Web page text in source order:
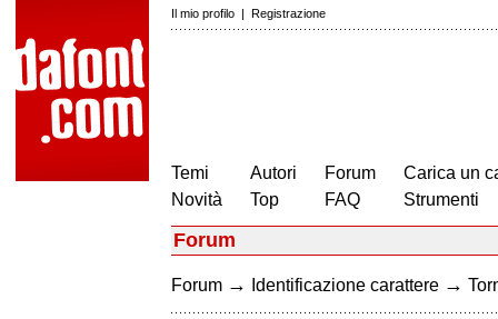
Il mio profilo | Registrazione
Temi
Novità
Autori
Top
Forum
FAQ
Carica un
Strumenti
Forum
Forum → Identificazione carattere →